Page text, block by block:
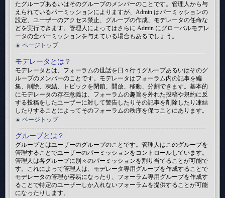
たグループあるいはそのグループのメンバーのことです。管理人から与
えられているパーミッションによりますが、Admin はパーミッションの
設定、ユーザーのアクセス禁止、グループの作成、モデレータの任命な
どを実行できます。管理人によってはさらに Admin にグローバルモデレ
ータの全パーミッションを与えている場合もあるでしょう。
ページトップ
モデレータとは？
モデレータとは、フォーラムの世話を日々行うグループあるいはそのグ
ループのメンバーのことです。モデレータはフォーラム内の記事を編
集、削除、凍結、トピックを閉鎖、開放、移動、分割できます。基本的
にモデレータの存在意義は、フォーラムの趣旨を外れた投稿や規約に反
する投稿をしたユーザーに対して警告したりその記事を削除したり凍結
したりすることによってそのフォーラムの秩序を保つことにあります。
ページトップ
グループとは？
グループとはユーザーのグループのことです。管理人はこのグループを
管理することでユーザーのパーミッションをコントロールしています。
管理人は各グループに別々のパーミッションを割り当てることが可能で
す。これによって管理人は、モデレータ専用グループを作成することで
モデレータの管理が容易になったり、フォーラム専用グループを作成す
ることで特定のユーザーしか入れないフォーラムを提供することが可能
になったりします。